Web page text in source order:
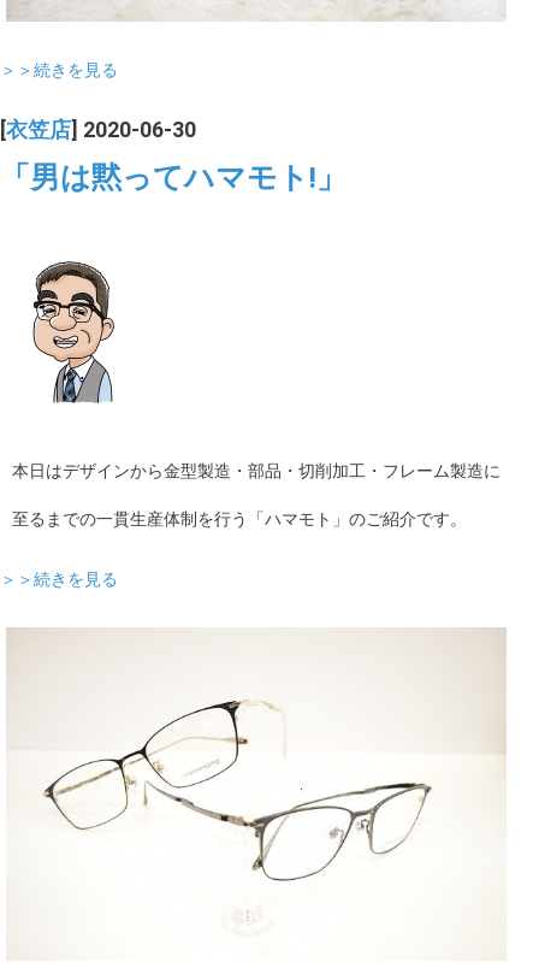
＞＞続きを見る
[衣笠店] 2020-06-30
「男は黙ってハマモト!」
本日はデザインから金型製造・部品・切削加工・フレーム製造に
至るまでの一貫生産体制を行う「ハマモト」のご紹介です。
＞＞続きを見る